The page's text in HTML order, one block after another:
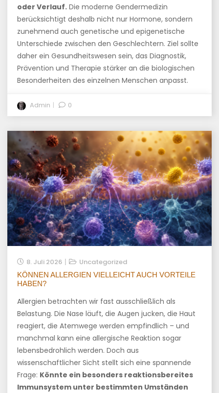
oder Verlauf. Die moderne Gendermedizin
berücksichtigt deshalb nicht nur Hormone, sondern
zunehmend auch genetische und epigenetische
Unterschiede zwischen den Geschlechtern. Ziel sollte
daher ein Gesundheitswesen sein, das Diagnostik,
Prävention und Therapie stärker an die biologischen
Besonderheiten des einzelnen Menschen anpasst.
Admin 0
8. Juli 2026 Uncategorized
KÖNNEN ALLERGIEN VIELLEICHT AUCH VORTEILE
HABEN?
Allergien betrachten wir fast ausschließlich als
Belastung. Die Nase läuft, die Augen jucken, die Haut
reagiert, die Atemwege werden empfindlich – und
manchmal kann eine allergische Reaktion sogar
lebensbedrohlich werden. Doch aus
wissenschaftlicher Sicht stellt sich eine spannende
Frage: Könnte ein besonders reaktionsbereites
Immunsystem unter bestimmten Umständen